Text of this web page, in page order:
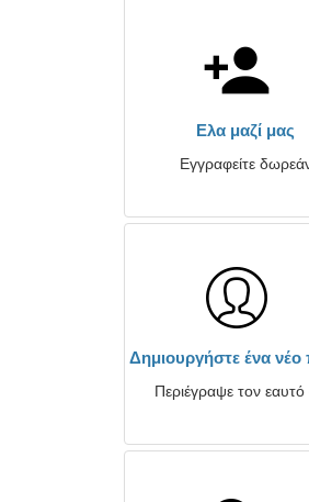
Ελα μαζί μας
Εγγραφείτε
Δημιουργήστε ένα νέο
Περιέγραψε τον